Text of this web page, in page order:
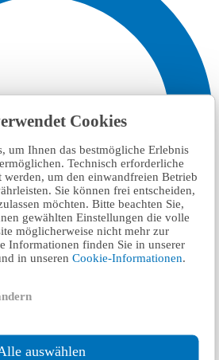
Cookies
um Ihnen das bestmögliche Erlebnis
Technisch erforderliche
werden, um den einwandfreien Betrieb
Sie können frei entscheiden,
möchten. Bitte beachten Sie,
gewählten Einstellungen die volle
möglicherweise nicht mehr zur
Informationen finden Sie in unserer
in unserenCookie-Informationen.
auswählen